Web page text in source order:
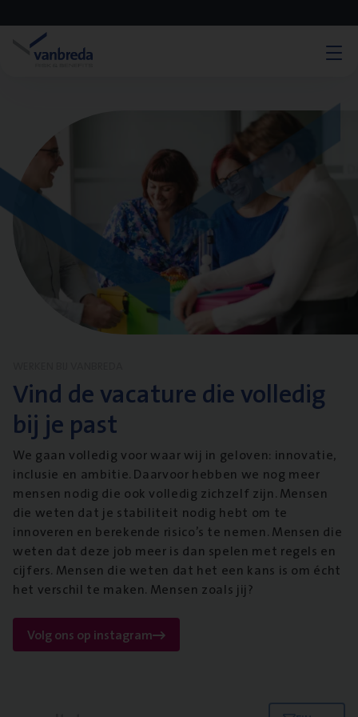
Vind de vacature die volledig
bij je past
We gaan volledig voor waar wij in geloven: innovatie,
inclusie en ambitie. Daarvoor hebben we nog meer
mensen nodig die ook volledig zichzelf zijn. Mensen
die weten dat je stabiliteit nodig hebt om te
innoveren en berekende risico’s te nemen. Mensen die
weten dat deze job meer is dan spelen met regels en
cijfers. Mensen die weten dat het een kans is om écht
het verschil te maken. Mensen zoals jij?
Volg ons op instagram